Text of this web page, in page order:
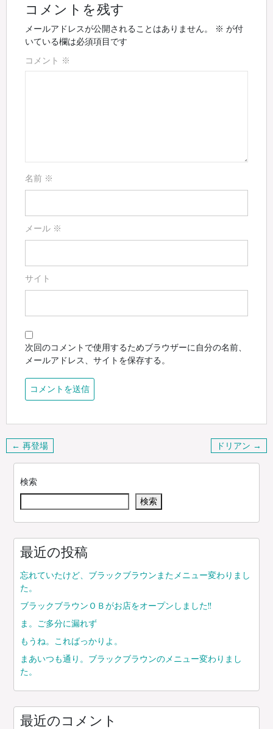
コメントを残す
メールアドレスが公開されることはありません。 ※ が付
いている欄は必須項目です
コメント ※
名前 ※
メール ※
サイト
次回のコメントで使用するためブラウザーに自分の名前、
メールアドレス、サイトを保存する。
投
稿
ー
シ
← 再登場 ドリアン →
検索
検索
最近の投稿
忘れていたけど、ブラックブラウンまたメニュー変わりまし
た。
ブラックブラウンＯＢがお店をオープンしました!!
ま。ご多分に漏れず
もうね。こればっかりよ。
まあいつも通り。ブラックブラウンのメニュー変わりまし
た。
最近のコメント